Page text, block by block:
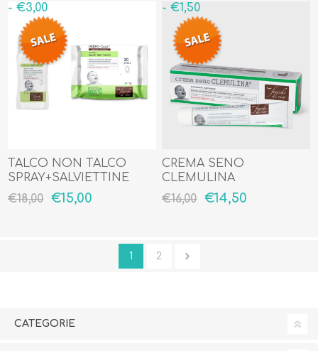
Corpo
- €3,00
TALCO NON TALCO
SPRAY+SALVIETTINE
TALCO NON TALCO
€18,00 €15,00
- €1,50
CREMA SENO
CLEMULINA
€16,00
€14,50
1 2
CATEGORIE